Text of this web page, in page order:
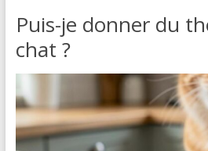
Puis-je donner du
chat ?